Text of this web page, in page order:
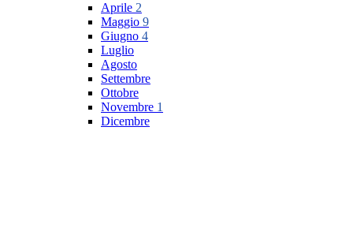
Aprile 2
Maggio 9
Giugno 4
Luglio
Agosto
Settembre
Ottobre
Novembre 1
Dicembre